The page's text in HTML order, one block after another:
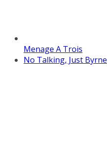
Menage A Trois
No Talking, Just Byrne